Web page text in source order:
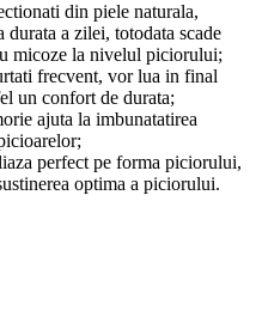
din piele naturala,
a zilei, totodata scade
micoze la nivelul piciorului;
frecvent, vor lua in final
un confort de durata;
ajuta la imbunatatirea
perfect pe forma piciorului,
optima a piciorului.